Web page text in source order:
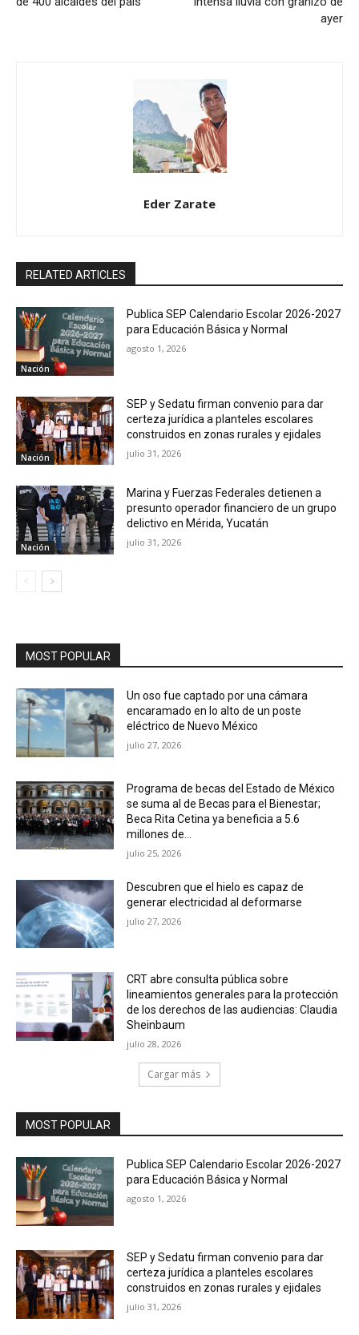
ayer
Eder Zarate
RELATED ARTICLES
Nación
Publica SEP Calendario Escolar 2026-2027
para Educación Básica y Normal
agosto 1, 2026
Nación
SEP y Sedatu firman convenio para dar
certeza jurídica a planteles escolares
construidos en zonas rurales y ejidales
julio 31, 2026
Nación
Marina y Fuerzas Federales detienen a
presunto operador financiero de un grupo
delictivo en Mérida, Yucatán
julio 31, 2026
MOST POPULAR
Un oso fue captado por una cámara
encaramado en lo alto de un poste
eléctrico de Nuevo México
julio 27, 2026
Programa de becas del Estado de México
se suma al de Becas para el Bienestar;
Beca Rita Cetina ya beneficia a 5.6
millones de...
julio 25, 2026
Descubren que el hielo es capaz de
generar electricidad al deformarse
julio 27, 2026
CRT abre consulta pública sobre
lineamientos generales para la protección
de los derechos de las audiencias: Claudia
Sheinbaum
julio 28, 2026
Cargar más
MOST POPULAR
Publica SEP Calendario Escolar 2026-2027
para Educación Básica y Normal
agosto 1, 2026
SEP y Sedatu firman convenio para dar
certeza jurídica a planteles escolares
construidos en zonas rurales y ejidales
julio 31, 2026